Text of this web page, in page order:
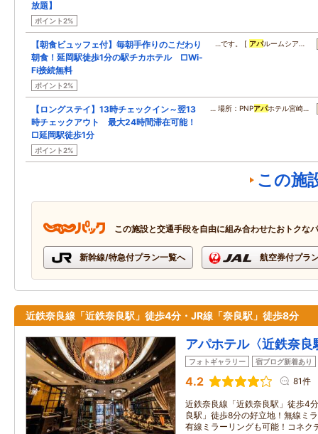
放題】
ポイント2%
【朝食ビュッフェ付】毎朝手作りのこだわり
朝食！延岡駅徒歩1分の駅チカホテル □Wi-
Fi接続無料
ポイント2%
…です。 [ アパルームシア…
【ロングステイ】13時チェックイン～翌13
時チェックアウト 最大24時間滞在可能！
□延岡駅徒歩1分
ポイント2%
… 場所：PNPアパホテル宮崎…
この施
この施設と交通手段を自由に組み合わせたおトクな
新幹線/特急付プラン一覧へ 航空券付プラ
近鉄奈良線「近鉄奈良駅」徒歩4分・JR線「奈良駅」徒歩8分
アパホテル〈近鉄奈良
フォトギャラリー 宿ブログ新着あり
4.2 81件
近鉄奈良線「近鉄奈良駅」徒歩4
良駅」徒歩8分の好立地！無線ミ
有線ミラーリングも可能！コネク